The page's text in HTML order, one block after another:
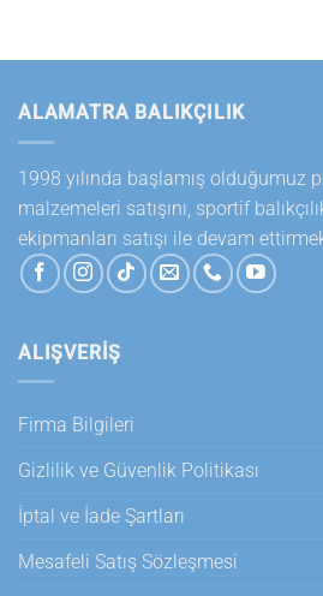
ALAMATRA BALIKÇILIK
1998 yılında başlamış olduğumuz
malzemeleri satışını, sportif
ekipmanları satışı ile devam
ALIŞVERİŞ
Firma Bilgileri
Gizlilik ve Güvenlik Politikası
İptal ve İade Şartları
Mesafeli Satış Sözleşmesi